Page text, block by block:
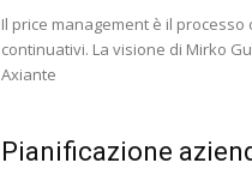
Il price management è il
continuativi. La visione di Mirko
Axiante
Pianificazione